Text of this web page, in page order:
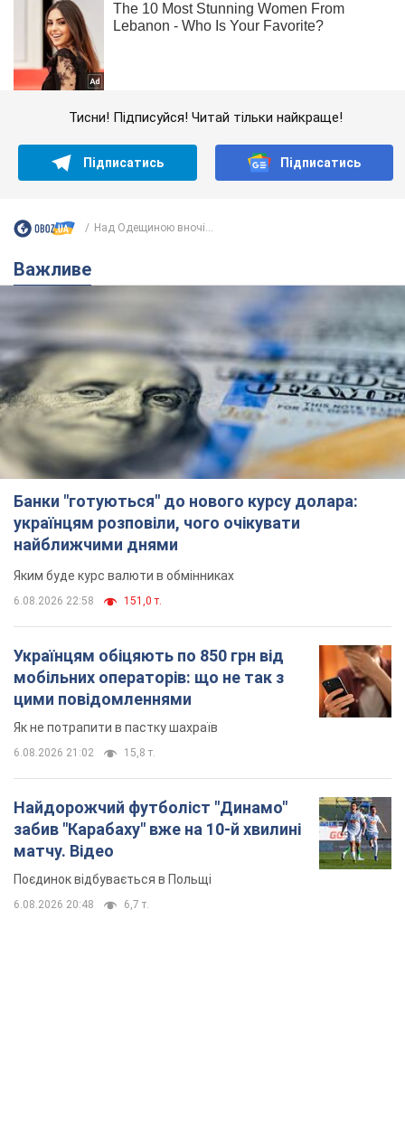
Тисни! Підписуйся! Читай тільки найкраще!
Підписатись Підписатись
Над Одещиною вночі...
Важливе
Банки "готуються" до нового курсу долара:
українцям розповіли, чого очікувати
найближчими днями
Яким буде курс валюти в обмінниках
6.08.2026 22:58 151,0 т.
Українцям обіцяють по 850 грн від
мобільних операторів: що не так з
цими повідомленнями
Як не потрапити в пастку шахраїв
6.08.2026 21:02 15,8 т.
Найдорожчий футболіст "Динамо"
забив "Карабаху" вже на 10-й хвилині
матчу. Відео
Поєдинок відбувається в Польщі
6.08.2026 20:48 6,7 т.